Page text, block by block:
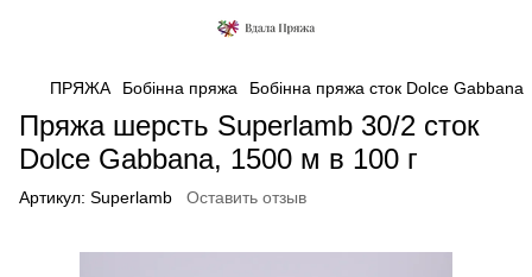
ПРЯЖА Бобінна пряжа Бобінна пряжа сток Dolce Gabbana
Пряжа шерсть Superlamb 30/2 сток
Dolce Gabbana, 1500 м в 100 г
Артикул: Superlamb Оставить отзыв